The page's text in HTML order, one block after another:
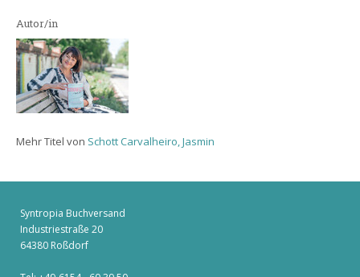
Autor/in
Mehr Titel von Schott Carvalheiro, Jasmin
Syntropia Buchversand
Industriestraße 20
64380 Roßdorf